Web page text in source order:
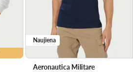
Naujiena
Aeronautica Militare